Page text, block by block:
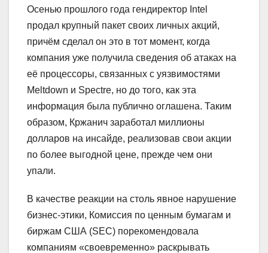
Осенью прошлого года гендиректор Intel
продал крупный пакет своих личных акций,
причём сделал он это в тот момент, когда
компания уже получила сведения об атаках на
её процессоры, связанных с уязвимостями
Meltdown и Spectre, но до того, как эта
информация была публично оглашена. Таким
образом, Кржанич заработал миллионы
долларов на инсайде, реализовав свои акции
по более выгодной цене, прежде чем они
упали.
В качестве реакции на столь явное нарушение
бизнес-этики, Комиссия по ценным бумагам и
биржам США (SEC) порекомендовала
компаниям «своевременно» раскрывать